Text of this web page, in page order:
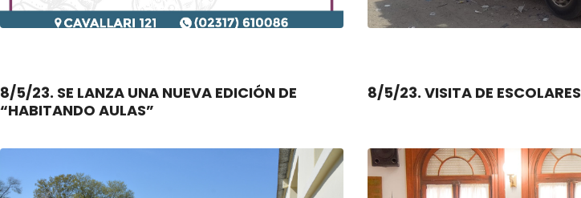
8/5/23. SE LANZA UNA NUEVA EDICIÓN DE
“HABITANDO AULAS”
8/5/23. VISITA DE ESCOLARES